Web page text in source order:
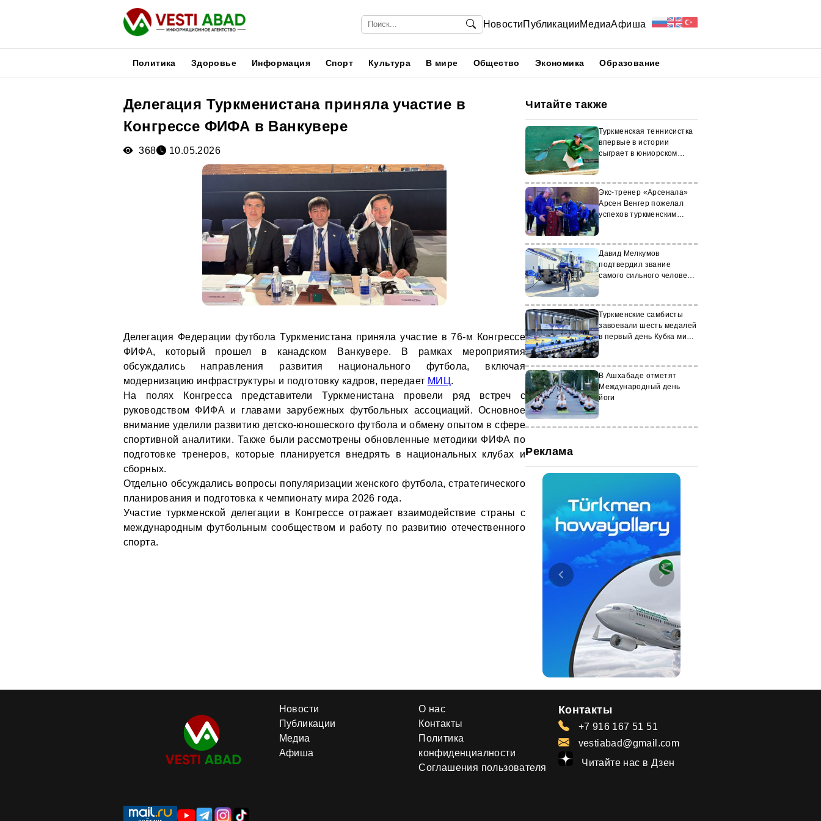
НовостиПубликацииМедиаАфиша
Политика Здоровье Информация Спорт Культура В мире Общество Экономика Образование
Делегация Туркменистана приняла участие в
Конгрессе ФИФА в Ванкувере
368 10.05.2026
Делегация Федерации футбола Туркменистана приняла участие в 76-м Конгрессе
ФИФА, который прошел в канадском Ванкувере. В рамках мероприятия
обсуждались направления развития национального футбола, включая
модернизацию инфраструктуры и подготовку кадров, передает МИЦ .
На полях Конгресса представители Туркменистана провели ряд встреч с
руководством ФИФА и главами зарубежных футбольных ассоциаций. Основное
внимание уделили развитию детско-юношеского футбола и обмену опытом в сфере
спортивной аналитики. Также были рассмотрены обновленные методики ФИФА по
подготовке тренеров, которые планируется внедрять в национальных клубах и
сборных.
Отдельно обсуждались вопросы популяризации женского футбола, стратегического
планирования и подготовка к чемпионату мира 2026 года.
Участие туркменской делегации в Конгрессе отражает взаимодействие страны с
международным футбольным сообществом и работу по развитию отечественного
спорта.
Читайте также
Туркменская теннисистка
впервые в истории
сыграет в юниорском
Экс-тренер «Арсенала»
Арсен Венгер пожелал
успехов туркменским
Давид Мелкумов
подтвердил звание
самого сильного человека
Туркменские самбисты
завоевали шесть медалей
в первый день Кубка мира
В Ашхабаде отметят
Международный день
йоги
Реклама
Новости
Публикации
Медиа
Афиша
О нас
Контакты
Политика
конфиденциалности
Соглашения пользователя
Контакты
+7 916 167 51 51
vestiabad@gmail.com
Читайте нас в Дзен